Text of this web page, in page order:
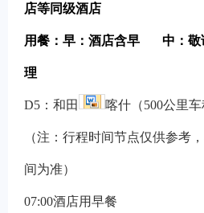
店等同级酒店
用餐：早：酒店含早 中：
理
D5 ： 和田 喀什（500公里车
（注：行程时间节点仅供参考
间为准）
07:00酒店用早餐